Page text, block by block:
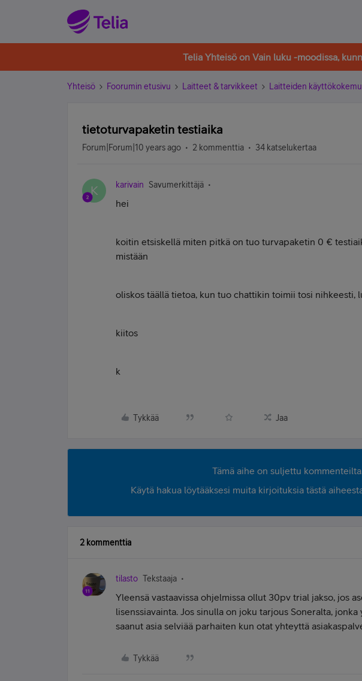
Telia Yhteisö on Vain luku -moodissa,
Yhteisö Foorumin etusivu Laitteet & tarvikkeet Laitteiden
tietoturvapaketin testiaika
Forum|Forum|10 years ago 2 kommenttia 34 katselukertaa
K karivain Savumerkittäjä
hei
koitin etsiskellä miten pitkä on tuo turvapaketin 0 €
mistään
oliskos täällä tietoa, kun tuo chattikin toimii tosi nihkeesti,
kiitos
k
Tykkää Jaa
Tämä aihe on suljettu
Käytä hakua löytääksesi muita kirjoituksia tästä
2 kommenttia
tilasto Tekstaaja
Yleensä vastaavissa ohjelmissa ollut 30pv trial jakso, jos
lisenssiavainta. Jos sinulla on joku tarjous Soneralta,
saanut asia selviää parhaiten kun otat yhteyttä
Tykkää